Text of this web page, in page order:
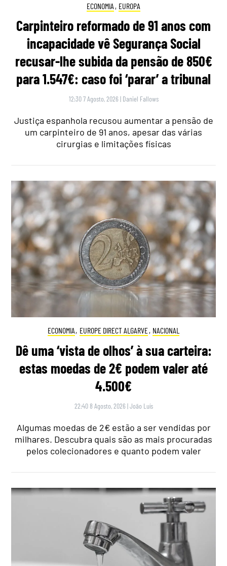
ECONOMIA , EUROPA
Carpinteiro reformado de 91 anos com
incapacidade vê Segurança Social
recusar-lhe subida da pensão de 850€
para 1.547€: caso foi ‘parar’ a tribunal
12:30 7 Agosto, 2026 | Daniel Fallows
Justiça espanhola recusou aumentar a pensão de
um carpinteiro de 91 anos, apesar das várias
cirurgias e limitações físicas
ECONOMIA, EUROPE DIRECT ALGARVE, NACIONAL
Dê uma ‘vista de olhos’ à sua carteira:
estas moedas de 2€ podem valer até
4.500€
22:40 8 Agosto, 2026 |João Luís
Algumas moedas de 2€ estão a ser vendidas por
milhares. Descubra quais são as mais procuradas
pelos colecionadores e quanto podem valer